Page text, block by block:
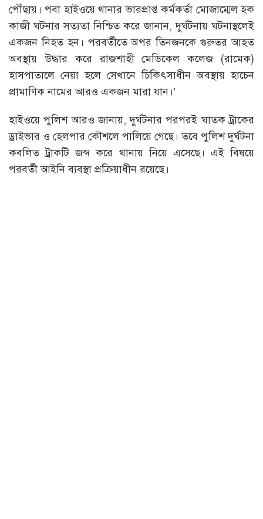
পৌঁছায়। পবা হাইওয়ে থানার ভারপ্রাপ্ত কর্মকর্তা মোজাম্মেল হক
কাজী ঘটনার সত্যতা নিশ্চিত করে জানান, দুর্ঘটনায় ঘটনাস্থলেই
একজন নিহত হন। পরবর্তীতে অপর তিনজনকে গুরুতর আহত
অবস্থায় উদ্ধার করে রাজশাহী মেডিকেল কলেজ (রামেক)
হাসপাতালে নেয়া হলে সেখানে চিকিৎসাধীন অবস্থায় হাচেন
প্রামাণিক নামের আরও একজন মারা যান।’
হাইওয়ে পুলিশ আরও জানায়, দুর্ঘটনার পরপরই ঘাতক ট্রাকের
ড্রাইভার ও হেলপার কৌশলে পালিয়ে গেছে। তবে পুলিশ দুর্ঘটনা
কবলিত ট্রাকটি জব্দ করে থানায় নিয়ে এসেছে। এই বিষয়ে
পরবর্তী আইনি ব্যবস্থা প্রক্রিয়াধীন রয়েছে।